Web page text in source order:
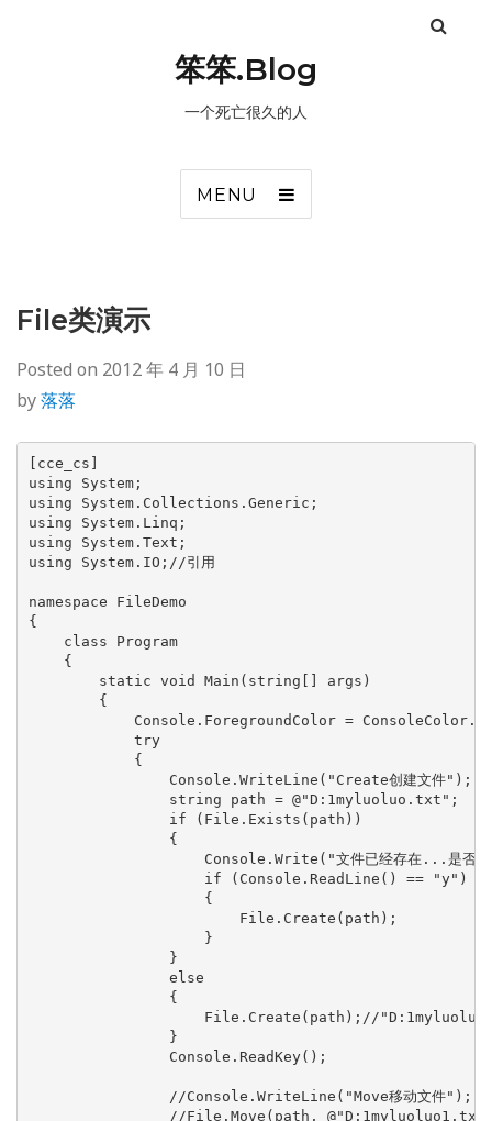
笨笨.Blog
一个死亡很久的人
MENU
File类演示
Posted on 2012 年 4 月 10 日
by落落
[cce_cs]
using System;
using System.Collections.Generic;
using System.Linq;
using System.Text;
using System.IO;//引用
namespace FileDemo
{
class Program
{
static void Main(string[] args)
{
Console.ForegroundColor =
try
{
Console.WriteLine("Create创建文件");
string path = @"D:1myluoluo.txt";
if (File.Exists(path))
{
Console.Write("文件已经存在...是否覆
if (Console.ReadLine() == "y")
{
File.Create(path);
}
}
else
{
File.Create(path);//"D:1myluoluo.txt"如果名
}
Console.ReadKey();
//Console.WriteLine("Move移动文件");
//File.Move(path, @"D:1myluoluo1.txt");//不